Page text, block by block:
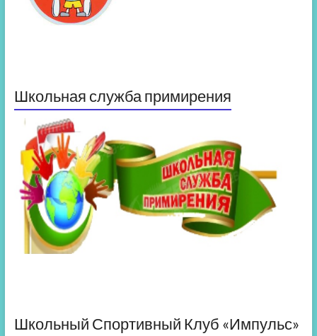
Школьная служба примирения
Школьный Спортивный Клуб «Импульс»